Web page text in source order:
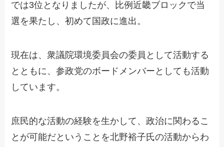
では3位となりましたが、比例近畿ブロックで当
選を果たし、初めて国政に進出。
現在は、衆議院環境委員会の委員として活動する
とともに、参政党のボードメンバーとしても活動
しています。
庶民的な活動の経験を生かして、政治に関わるこ
とが可能だということを北野裕子氏の活動からわ